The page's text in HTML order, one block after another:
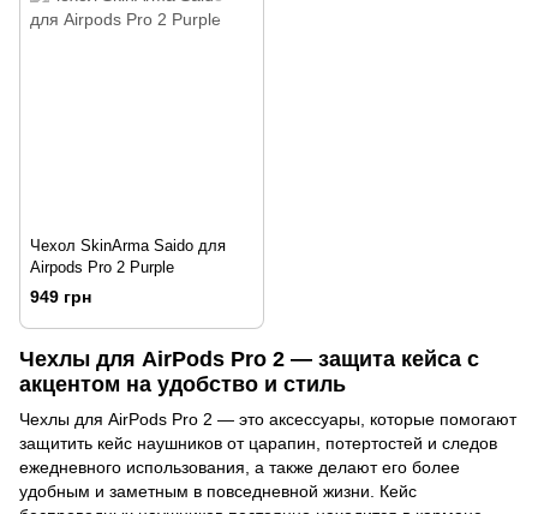
Чехол SkinArma Saido для
Airpods Pro 2 Purple
949 грн
Чехлы для AirPods Pro 2 — защита кейса с
акцентом на удобство и стиль
Чехлы для AirPods Pro 2 — это аксессуары, которые помогают
защитить кейс наушников от царапин, потертостей и следов
ежедневного использования, а также делают его более
удобным и заметным в повседневной жизни. Кейс